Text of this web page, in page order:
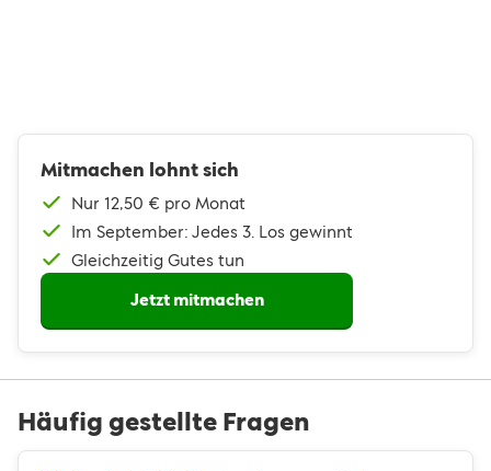
Mitmachen lohnt sich
Nur 12,50 € pro Monat
Im September: Jedes 3. Los gewinnt
Gleichzeitig Gutes tun
Jetzt mitmachen
Häufig gestellte Fragen